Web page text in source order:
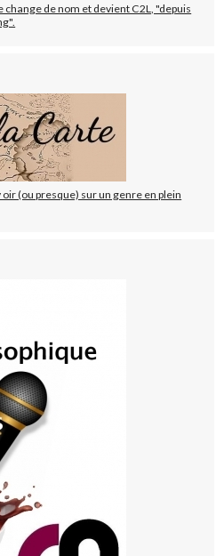
de nom et devient C2L, "depuis
(ou presque) sur un genre en plein